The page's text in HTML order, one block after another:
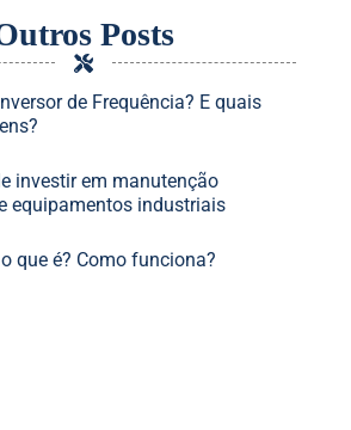
Posts
de Frequência? E quais
investir em manutenção
equipamentos industriais
que é? Como funciona?